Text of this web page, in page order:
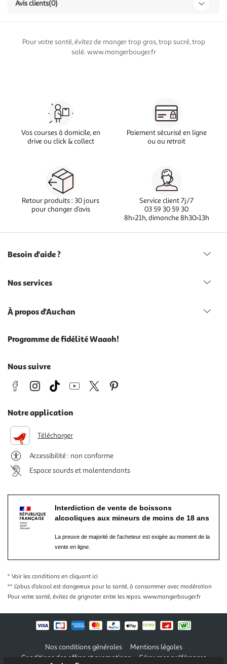
Avis clients(0)
Pour votre santé, évitez de manger trop gras, trop sucré, trop
salé. www.mangerbouger.fr
Vos courses à domicile, en
drive ou click & collect
Paiement sécurisé en ligne
ou au retrait
Retour produits : 30 jours
pour changer d’avis
Service client 7j/7
03 59 30 59 30
8h>21h, dimanche 8h30>13h
Besoin d'aide ?
Nos services
À propos d'Auchan
Programme de fidélité Waaoh!
Nous suivre
Notre application
Télécharger
Accessibilité : non conforme
Espace sourds et malentendants
Interdiction de vente de boissons
alcooliques aux mineurs de moins de 18 ans
La preuve de majorité de l'acheteur est exigée au moment de la
vente en ligne.
* Voir les conditions en cliquant ici
** L’abus d’alcool est dangereux pour la santé, à consommer avec modération
Pour votre santé, évitez de grignoter entre les repas. www.mangerbouger.fr
Nos conditions générales
Mentions légales
Conditions des offres et promotions
Gérer mes préférences